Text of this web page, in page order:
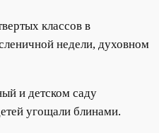
классов в
недели, духовном
и детском саду
угощали блинами.